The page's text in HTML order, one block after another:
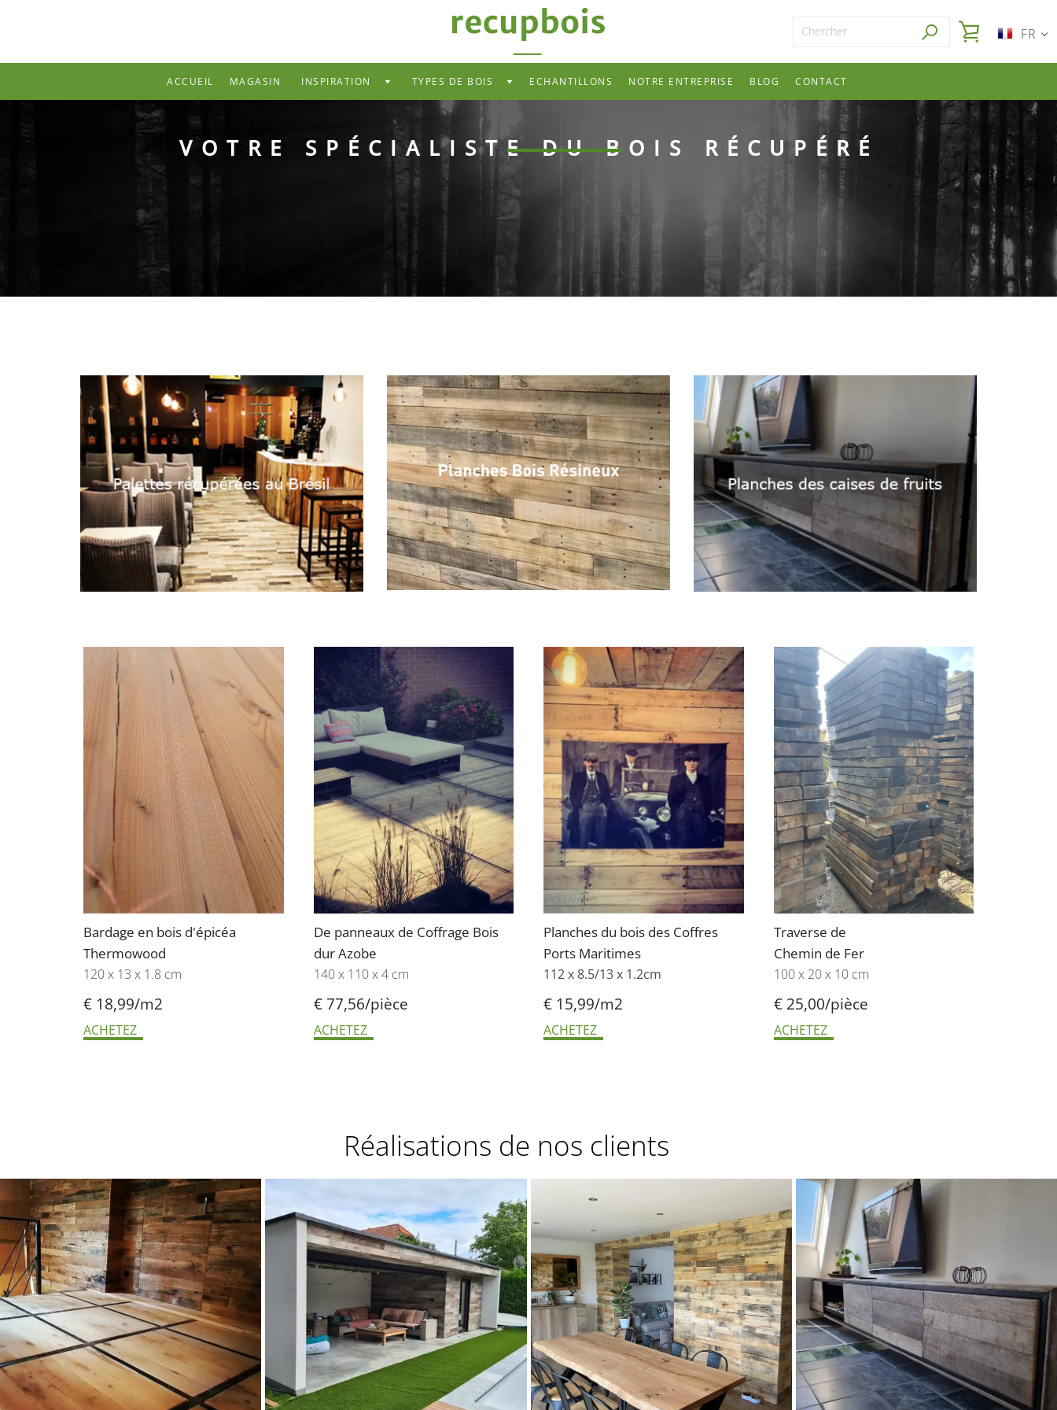
RECHERCHEVOIR LEFR
ACCUEIL MAGASIN INSPIRATION
MENU
INSPIRATION
TYPES DE BOIS
MENU
TYPES
DE
ECHANTILLONS NOTRE ENTREPRISE BLOG CONTACT
VOTRE SPÉCIALISTE DU BOIS RÉCUPÉRÉ
Bardage en bois d'épicéa
Thermowood
120 x 13 x 1.8 cm
€ 18,99/m2
ACHETEZ
De panneaux de Coffrage Bois
dur Azobe
140 x 110 x 4 cm
€ 77,56/pièce
ACHETEZ
Planches du bois des Coffres
Ports Maritimes
112 x 8.5/13 x 1.2cm
€ 15,99/m2
ACHETEZ
Traverse de
Chemin de Fer
100 x 20 x 10 cm
€ 25,00/pièce
ACHETEZ
Réalisations de nos clients